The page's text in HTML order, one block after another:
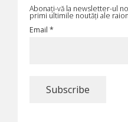
Abonați-vă la newsletter-ul
primi ultimile noutăți ale
Email *